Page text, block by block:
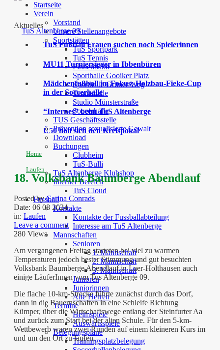
Startseite
Verein
Vorstand
Unsere Stellenangebote
Sportstätten
TuS Sportpark
TuS Tennis
Finnenbahn
Sporthalle Gooiker Platz
Sporthalle Grüner Weg
Tennishalle
Studio Münsterstraße
Soccerhalle
TUS Geschäftsstelle
Prävention sexualisierte Gewalt
Download
Buchungen
Clubheim
TuS-Bulli
TuS Altenberge Klubshop
Interner Bereich
TuS Cloud
Fussball
Kontakte
Kontakte der Fussballabteilung
Interesse am TuS Altenberge
Mannschaften
Senioren
1. Mannschaft
2. Mannschaft
3. Mannschaft
Junioren
Juniorinnen
Alte Herren
Termine
Heimspiele
Auswärtsspiele
Belegungspläne
Trainingsplatzbelegung
Aktuelles
TuS Fußball Frauen suchen noch Spielerinnen
MU11 Turniersieger in Ibbenbüren
Mädchenfußball im Fokus: Holzbau-Fieke-Cup
in der Soccerhalle
“Internes” beim TuS Altenberge
Ü50 holt sich den Kreispokal
Home
Laufen
18. Volksbank Baumberge Abendlauf
Posted byCarina Conrads
Date: 06 08 2024
in: Laufen
Leave a comment
280 Views
Am vergangenen Freitag starteten bei viel zu warmen
Temperaturen jedoch bester Stimmung und gut besuchten
Volksbank Baumberge Abendlauf in Laer-Holthausen auch
einige LäuferInnen vom Tus Altenberge 09.
Die flache 10-km-Strecke führte zunächst durch das Dorf,
dann in die Bauernschaften in eine Schleife Richtung
Kümper, über die Wirtschaftswege entlang der Steinfurter Aa
und zurück zum Start bei der alten Schule. Für den 5-km-
Wettbewerb waren zwei Runden auf einem kleineren Kurs im
und um den Ort zu laufen.